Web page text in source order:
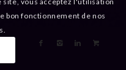
bon fonctionnement de nos